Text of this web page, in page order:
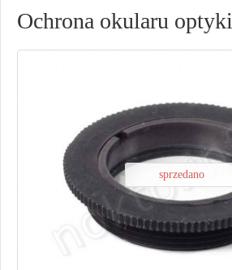
Ochrona okularu optyki
sprzedano